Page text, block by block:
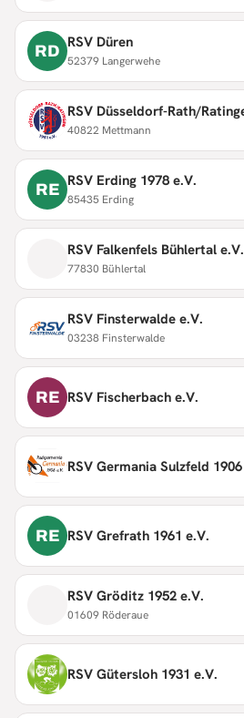
RD RSV Düren
52379 Langerwehe
RSV Düsseldorf-Rath/
40822 Mettmann
RE RSV Erding 1978 e.V.
85435 Erding
RSV Falkenfels Bühlertal e.V.
77830 Bühlertal
RSV Finsterwalde e.V.
03238 Finsterwalde
RE RSV Fischerbach e.V.
RSV Germania Sulzfeld
RE RSV Grefrath 1961 e.V.
RSV Gröditz 1952 e.V.
01609 Röderaue
RSV Gütersloh 1931 e.V.